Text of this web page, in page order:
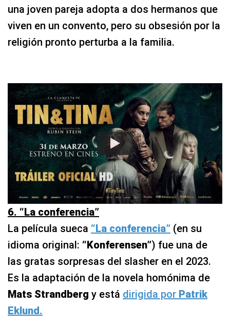
una joven pareja adopta a dos hermanos que
viven en un convento, pero su obsesión por la
religión pronto perturba a la familia.
6. “La conferencia”
La película sueca “La conferencia” (en su
idioma original: “Konferensen”) fue una de
las gratas sorpresas del slasher en el 2023.
Es la adaptación de la novela homónima de
Mats Strandberg y está dirigida por Patrik
Eklund.